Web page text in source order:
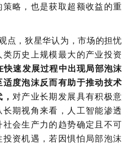
略，也是获取超额收益的重
点，狄星华认为，市场的担忧
历史上规模最大的产业投资
快速发展过程中出现局部泡沫
度泡沫反而有助于推动技术
，对产业长期发展具有积极意
期视角来看，人工智能渗透
会生产力的趋势确定且不可
资机遇，若因惧怕局部泡沫